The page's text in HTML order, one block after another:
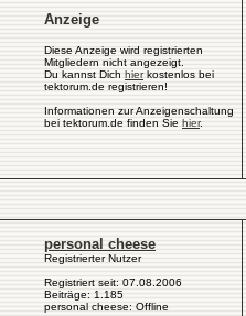
Anzeige
Diese Anzeige wird registrierten
Mitgliedern nicht angezeigt.
Du kannst Dich hierkostenlos bei
tektorum.de registrieren!
Informationen zur Anzeigenschaltung
bei tektorum.de finden Sie hier.
personal cheese
Registrierter Nutzer
Registriert seit: 07.08.2006
Beiträge: 1.185
personal cheese: Offline